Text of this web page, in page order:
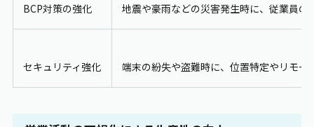
BCP対策の強化 地震や豪雨などの災害発生時に、従業員
セキュリティ強化 端末の紛失や盗難時に、位置特定やリモ